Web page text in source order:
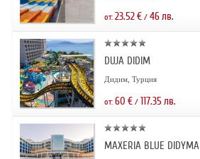
от: 23.52€/ 46лв.
DUJA DIDIM
Дидим, Турция
от: 60 €/ 117.35 лв.
MAXERIA BLUE DIDYMA